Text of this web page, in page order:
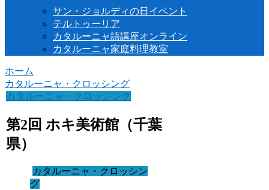
サン・ジョルディの日イベント
テルトゥーリア
カタルーニャ語講座オンライン
カタルーニャ家庭料理教室
ホーム
カタルーニャ・クロッシング
カタルーニャ・クロッシング
第2回 ホキ美術館（千葉
県）
カタルーニャ・クロッシン
グ